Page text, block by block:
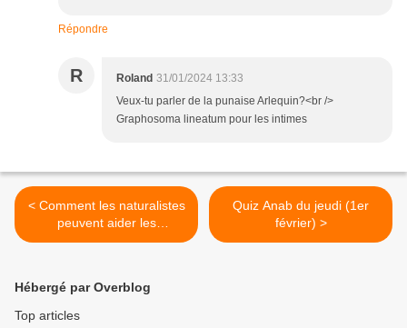
Répondre
R Roland 31/01/2024 13:33
Veux-tu parler de la punaise Arlequin?<br />
Graphosoma lineatum pour les intimes
< Comment les naturalistes
peuvent aider les
archéologues
Quiz Anab du jeudi (1er
février) >
Hébergé par Overblog
Top articles